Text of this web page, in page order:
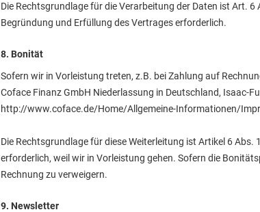
Die Rechtsgrundlage für die Verarbeitung der Daten ist Art.
Begründung und Erfüllung des Vertrages erforderlich.
8. Bonität
Sofern wir in Vorleistung treten, z.B. bei Zahlung auf
Coface Finanz GmbH Niederlassung in Deutschland, Isaac-
http://www.coface.de/Home/Allgemeine-Informationen/
Die Rechtsgrundlage für diese Weiterleitung ist Artikel 6
erforderlich, weil wir in Vorleistung gehen. Sofern die
Rechnung zu verweigern.
9. Newsletter